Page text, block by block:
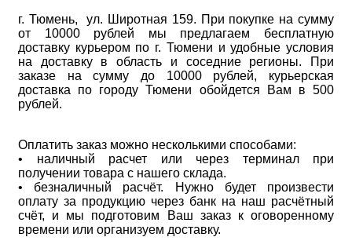
г. Тюмень, ул. Широтная 159. При покупке на сумму
от 10000 рублей мы предлагаем бесплатную
доставку курьером по г. Тюмени и удобные условия
на доставку в область и соседние регионы. При
заказе на сумму до 10000 рублей, курьерская
доставка по городу Тюмени обойдется Вам в 500
рублей.
Оплатить заказ можно несколькими способами:
• наличный расчет или через терминал при
получении товара с нашего склада.
• безналичный расчёт. Нужно будет произвести
оплату за продукцию через банк на наш расчётный
счёт, и мы подготовим Ваш заказ к оговоренному
времени или организуем доставку.